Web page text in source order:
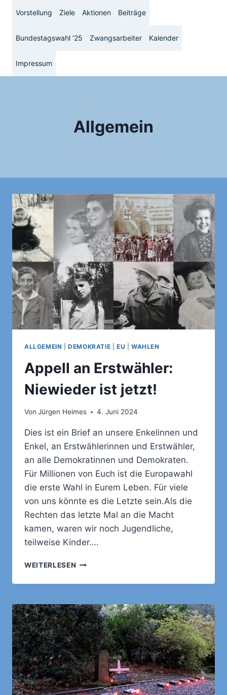
springen
Vorstellung Ziele Aktionen Beiträge
Bundestagswahl ’25 Zwangsarbeiter Kalender
Impressum
Allgemein
ALLGEMEIN |DEMOKRATIE EU WAHLEN
Appell an Erstwähler:
Niewieder ist jetzt!
Von Jürgen Heimes 4. Juni 2024
Dies ist ein Brief an unsere Enkelinnen und
Enkel, an Erstwählerinnen und Erstwähler,
an alle Demokratinnen und Demokraten.
Für Millionen von Euch ist die Europawahl
die erste Wahl in Eurem Leben. Für viele
von uns könnte es die Letzte sein.Als die
Rechten das letzte Mal an die Macht
kamen, waren wir noch Jugendliche,
teilweise Kinder….
WEITERLESEN APPELL
ERSTWÄHLER:
IST
JETZT!